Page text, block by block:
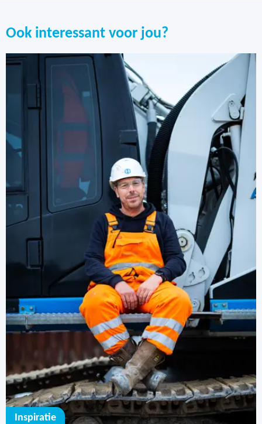
Persoonlijke beschermingsmiddelen
persoonlijke
beschermingsmiddelen
Ook interessant voor jou?
Inspiratie